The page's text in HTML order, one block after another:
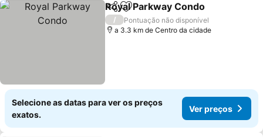
PartilharAdicionar aos favoritos
Royal Parkway Condo
/
Pontuação não disponível
a 3.3 km de Centro da cidade
Selecione as datas para ver os preços
exatos.
Ver preços